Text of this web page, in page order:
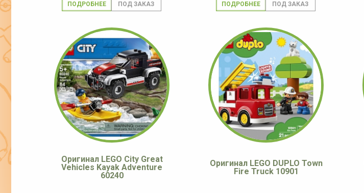
ПОДРОБНЕЕ ПОДРОБНЕЕ
Оригинал LEGO City Great
Vehicles Kayak Adventure
60240
Оригинал LEGO DUPLO Town
Fire Truck 10901